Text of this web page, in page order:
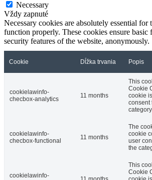
Necessary
Vždy zapnuté
Necessary cookies are absolutely essential for
function properly. These cookies ensure basic
security features of the website, anonymously.
Cookie Dĺžka trvania Popis
cookielawinfo-
checbox-analytics
11 months
This
Cookie
cookie
consent
cookielawinfo-
checbox-functional
11 months
The
cookie
user
the
cookielawinfo-
This
Cookie